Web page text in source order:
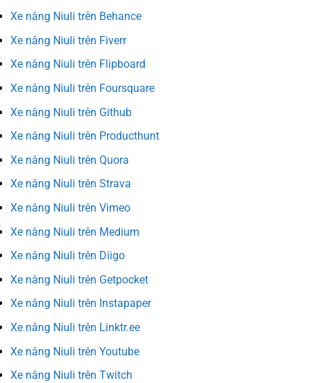
Xe nâng Niuli trên Behance
Xe nâng Niuli trên Fiverr
Xe nâng Niuli trên Flipboard
Xe nâng Niuli trên Foursquare
Xe nâng Niuli trên Github
Xe nâng Niuli trên Producthunt
Xe nâng Niuli trên Quora
Xe nâng Niuli trên Strava
Xe nâng Niuli trên Vimeo
Xe nâng Niuli trên Medium
Xe nâng Niuli trên Diigo
Xe nâng Niuli trên Getpocket
Xe nâng Niuli trên Instapaper
Xe nâng Niuli trên Linktr.ee
Xe nâng Niuli trên Youtube
Xe nâng Niuli trên Twitch